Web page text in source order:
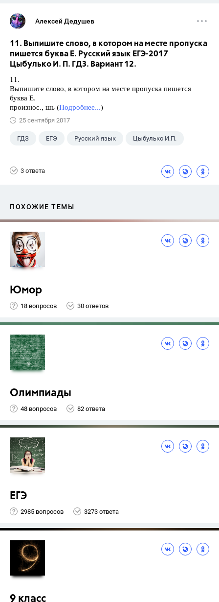
Алексей Дедушев
11. Выпишите слово, в котором на месте пропуска
пишется буква Е. Русский язык ЕГЭ-2017
Цыбулько И. П. ГДЗ. Вариант 12.
11.
Выпишите слово, в котором на месте пропуска пишется
буква Е.
произнос., шь (Подробнее...)
25 сентября 2017
ГДЗ ЕГЭ Русский язык Цыбулько И.П.
3 ответа
ПОХОЖИЕ ТЕМЫ
Юмор
18 вопросов 30 ответов
Олимпиады
48 вопросов 82 ответа
ЕГЭ
2985 вопросов 3273 ответа
9 класс